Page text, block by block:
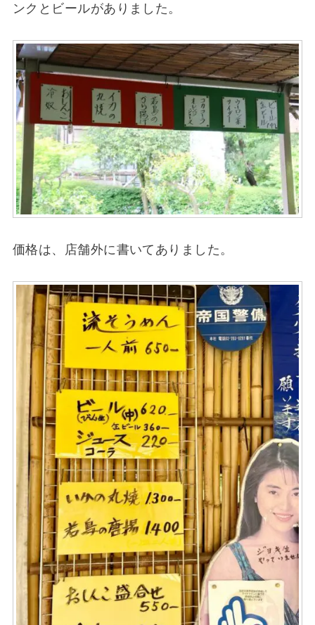
ンクとビールがありました。
価格は、店舗外に書いてありました。